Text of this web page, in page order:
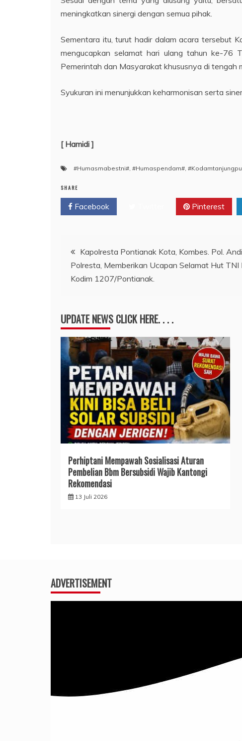
meningkatkan sinergi dengan semua pihak.
Sementara itu, turut hadir dalam acara tersebut
mengucapkan selamat hari ulang tahun ke-76
Pemerintah dan Masyarakat khususnya di tengah
Syukuran ini menunjukkan keharmonisan serta
[ Hamidi ]
#Humasmabestni# #Humaspendam#
SHARE
Facebook Pinterest
Navigasi
pos
Kapolresta Pontianak Kota, Kombes. Pol.
Polresta, Memberikan Ucapan Selamat Hut
Kodim 1207/Pontianak.
UPDATE NEWS CLICK HERE. . . .
Perhiptani Mempawah Sosialisasi Aturan
Pembelian Bbm Bersubsidi Wajib Kantongi
Rekomendasi
13 Juli 2026
ADVERTISEMENT